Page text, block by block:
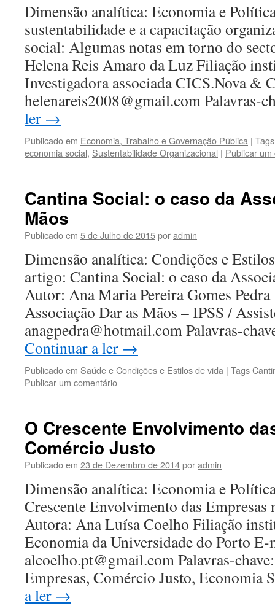
Dimensão analítica: Economia e
sustentabilidade e a capacitação
social: Algumas notas em torno do
Helena Reis Amaro da Luz Filiação
Investigadora associada CICS.Nova
helenareis2008@gmail.com Palavras-
ler →
Publicado em Economia, Trabalho e Governação Pública | Tags
economia social, Sustentabilidade Organizacional | Publicar
Cantina Social: o caso da
Mãos
Publicado em 5 de Julho de 2015poradmin
Dimensão analítica: Condições e
artigo: Cantina Social: o caso da
Autor: Ana Maria Pereira Gomes
Associação Dar as Mãos – IPSS /
anagpedra@hotmail.com Palavras-
Continuar a ler →
Publicado em Saúde e Condições e Estilos de vida | Tags
Publicar um comentário
O Crescente Envolvimento
Comércio Justo
Publicado em 23 de Dezembro de 2014poradmin
Dimensão analítica: Economia e
Crescente Envolvimento das
Autora: Ana Luísa Coelho Filiação
Economia da Universidade do Porto
alcoelho.pt@gmail.com Palavras-
Empresas, Comércio Justo,
a ler →